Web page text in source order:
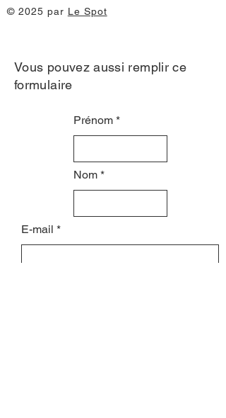
© 2025 par Le Spot
Vous pouvez aussi remplir ce
formulaire
Prénom
Nom
E-mail